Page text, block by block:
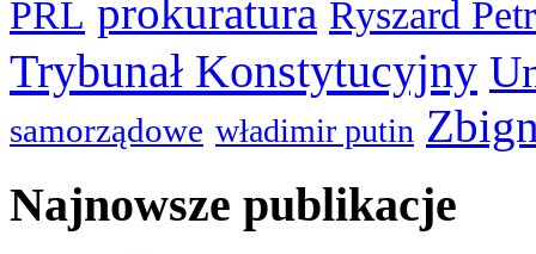
PRL prokuratura Ryszard
Trybunał Konstytucyjny
samorządowe władimir putin
Najnowsze publikacje